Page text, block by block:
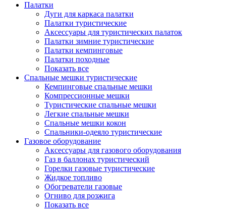
Палатки
Дуги для каркаса палатки
Палатки туристические
Аксессуары для туристических палаток
Палатки зимние туристические
Палатки кемпинговые
Палатки походные
Показать все
Спальные мешки туристические
Кемпинговые спальные мешки
Компрессионные мешки
Туристические спальные мешки
Легкие спальные мешки
Спальные мешки кокон
Спальники-одеяло туристические
Газовое оборудование
Аксессуары для газового оборудования
Газ в баллонах туристический
Горелки газовые туристические
Жидкое топливо
Обогреватели газовые
Огниво для розжига
Показать все